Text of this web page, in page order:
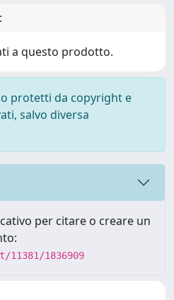
a questo prodotto.
protetti da copyright e
salvo diversa
per citare o creare un
1836909